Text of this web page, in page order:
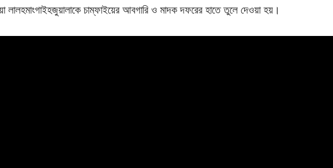
চাম্ফাইয়ের আবগারি ও মাদক দফরের হাতে তুলে দেওয়া হয়।